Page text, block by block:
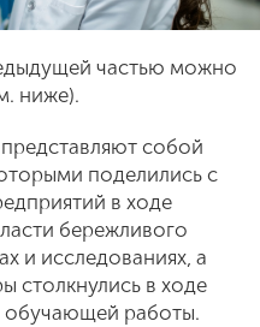
частью можно
ниже).
собой
поделились с
в ходе
бережливого
и исследованиях, а
столкнулись в ходе
обучающей работы.